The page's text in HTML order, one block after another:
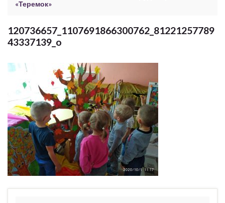
«Теремок»
120736657_1107691866300762_81221257789
43337139_o